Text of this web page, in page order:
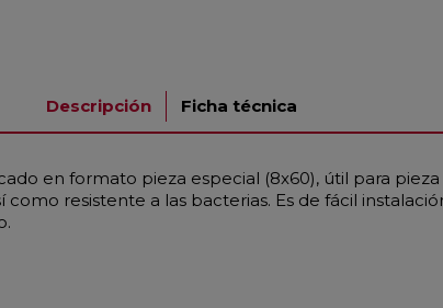
Descripción Ficha técnica
en formato pieza especial (8x60), útil para
resistente a las bacterias. Es de fácil